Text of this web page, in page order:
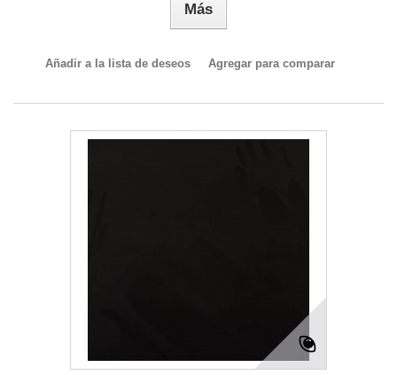
Más
Añadir a la lista de deseos Agregar para comparar